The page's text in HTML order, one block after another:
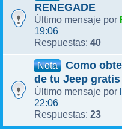
RENEGADE
Último mensaje por
19:06
Respuestas: 40
Nota
Como
de tu Jeep
Último mensaje por
22:06
Respuestas: 23